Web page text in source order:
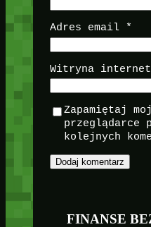
Adres email *
Witryna
Zapamiętaj
przeglądarce
kolejnych
FINANSE